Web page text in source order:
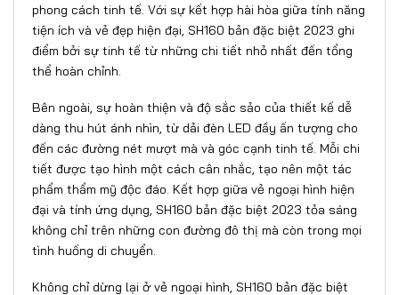
phong cách tinh tế. Với sự kết hợp hài hòa giữa tính năng
tiện ích và vẻ đẹp hiện đại, SH160 bản đặc biệt 2023 ghi
điểm bởi sự tinh tế từ những chi tiết nhỏ nhất đến tổng
thể hoàn chỉnh.
Bên ngoài, sự hoàn thiện và độ sắc sảo của thiết kế dễ
dàng thu hút ánh nhìn, từ dải đèn LED đầy ấn tượng cho
đến các đường nét mượt mà và góc cạnh tinh tế. Mỗi chi
tiết được tạo hình một cách cân nhắc, tạo nên một tác
phẩm thẩm mỹ độc đáo. Kết hợp giữa vẻ ngoại hình hiện
đại và tính ứng dụng, SH160 bản đặc biệt 2023 tỏa sáng
không chỉ trên những con đường đô thị mà còn trong mọi
tình huống di chuyển.
Không chỉ dừng lại ở vẻ ngoại hình, SH160 bản đặc biệt